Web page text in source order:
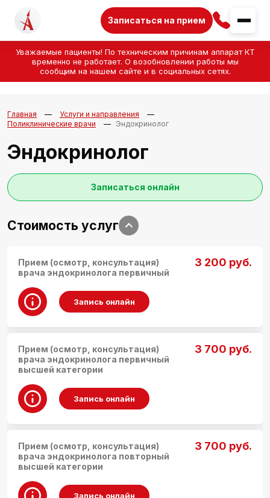
Уважаемые пациенты! По техническим причинам аппарат КТ
временно не работает. О возобновлении работы мы
сообщим на нашем сайте и в социальных сетях.
Записаться на прием
Главная
Услуги и направления
Поликлинические врачи
Эндокринолог
Эндокринолог
Записаться онлайн
Стоимость услуг
Прием (осмотр, консультация)
врача эндокринолога первичный
3 200 руб.
Запись онлайн
Прием (осмотр, консультация)
врача эндокринолога первичный
высшей категории
3 700 руб.
Запись онлайн
Прием (осмотр, консультация)
врача эндокринолога повторный
высшей категории
3 700 руб.
Запись онлайн